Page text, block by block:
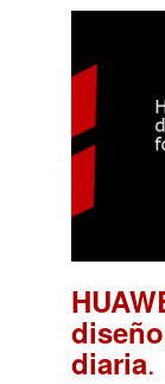
diaria.